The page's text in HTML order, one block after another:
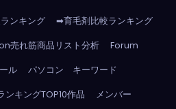
ンキング
➡育毛剤比較ランキング
売れ筋商品リスト分析
Forum
ル
パソコン キーワード
ンキングTOP10作品
メンバー